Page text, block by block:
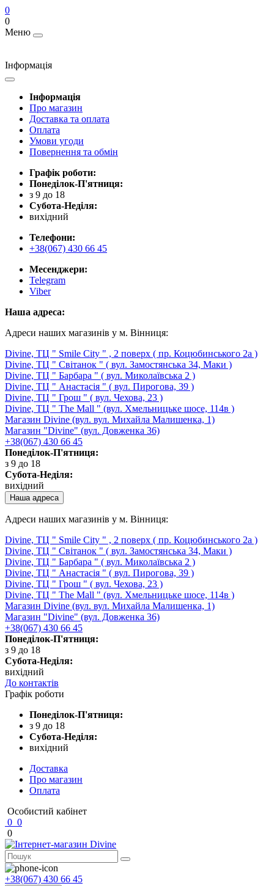
0
0
Меню
Інформація
Інформація
Про магазин
Доставка та оплата
Оплата
Умови угоди
Повернення та обмін
Графік роботи:
Понеділок-П'ятниця:
з 9 до 18
Субота-Неділя:
вихідний
Телефони:
+38(067) 430 66 45
Месенджери:
Telegram
Viber
Наша адреса:
Адреси наших магазинів у м. Вінниця:
Divine, ТЦ " Smile City " , 2 поверх ( пр. Коцюбинського 2а )
Divine, ТЦ " Світанок " ( вул. Замостянська 34, Маки )
Divine, ТЦ " Барбара " ( вул. Миколаївська 2 )
Divine, ТЦ " Анастасія " ( вул. Пирогова, 39 )
Divine, ТЦ " Грош " ( вул. Чехова, 23 )
Divine, ТЦ " The Mall " (вул. Хмельницьке шосе, 114в )
Магазин Divine (вул. вул. Михайла Малишенка, 1)
Магазин "Divine" (вул. Довженка 36)
+38(067) 430 66 45
Понеділок-П'ятниця:
з 9 до 18
Субота-Неділя:
вихідний
Наша адреса
Адреси наших магазинів у м. Вінниця:
Divine, ТЦ " Smile City " , 2 поверх ( пр. Коцюбинського 2а )
Divine, ТЦ " Світанок " ( вул. Замостянська 34, Маки )
Divine, ТЦ " Барбара " ( вул. Миколаївська 2 )
Divine, ТЦ " Анастасія " ( вул. Пирогова, 39 )
Divine, ТЦ " Грош " ( вул. Чехова, 23 )
Divine, ТЦ " The Mall " (вул. Хмельницьке шосе, 114в )
Магазин Divine (вул. вул. Михайла Малишенка, 1)
Магазин "Divine" (вул. Довженка 36)
+38(067) 430 66 45
Понеділок-П'ятниця:
з 9 до 18
Субота-Неділя:
вихідний
До контактів
Графік роботи
Понеділок-П'ятниця:
з 9 до 18
Субота-Неділя:
вихідний
Доставка
Про магазин
Оплата
Особистий кабінет
0 0
0
+38(067) 430 66 45